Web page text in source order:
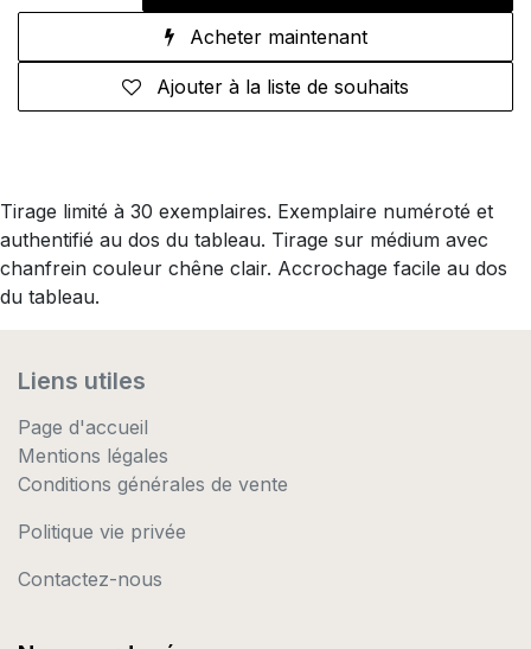
Acheter maintenant
Ajouter à la liste de souhaits
Tirage limité à 30 exemplaires. Exemplaire numéroté et
authentifié au dos du tableau. Tirage sur médium avec
chanfrein couleur chêne clair. Accrochage facile au dos
du tableau.
Liens utiles
Page d'accueil
Mentions légales
Conditions générales de vente
Politique vie privée
Contactez-nous